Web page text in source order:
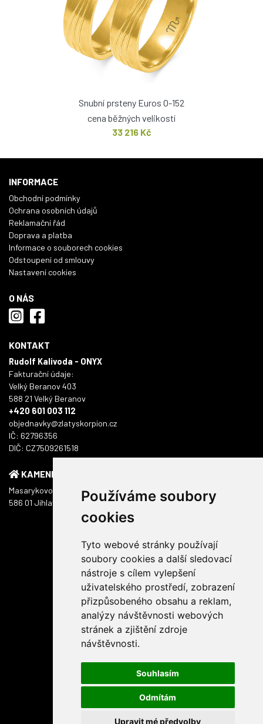
Používáme soubory
cookies
Tyto webové stránky používají
soubory cookies a další sledovací
nástroje s cílem vylepšení
uživatelského prostředí, zobrazení
přizpůsobeného obsahu a reklam,
analýzy návštěvnosti webových
stránek a zjištění zdroje
návštěvnosti.
Souhlasím
Odmítám
Upravit mé předvolby
Snubní prsteny Euros O-152
cena běžných velikostí
33 216 Kč
INFORMACE
Obchodní podmínky
Ochrana osobních údajů
Reklamační řád
Doprava a platba
Informace o souborech cookies
Odstoupení od smlouvy
Nastavení cookies
O NÁS
KONTAKT
Rudolf Kalivoda - ONYX
Fakturační údaje:
Velký Beranov 403
588 21 Velký Beranov
+420 601 003 112
objednavky@zlatyskorpion.cz
IČ: 62796356
DIČ: CZ7509261518
KAMENNÁ PRODEJNA
Masarykovo náměstí 1217/51
586 01 Jihlava